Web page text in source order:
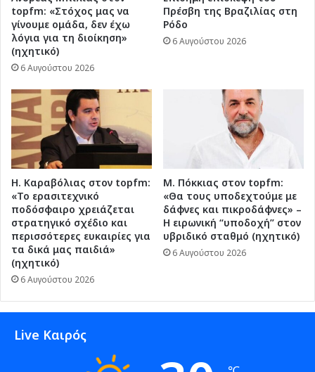
topfm: «Στόχος μας να
γίνουμε ομάδα, δεν έχω
λόγια για τη διοίκηση»
(ηχητικό)
6 Αυγούστου 2026
Πρέσβη της Βραζιλίας στη
Ρόδο
6 Αυγούστου 2026
Η. Καραβόλιας στον topfm:
«Το ερασιτεχνικό
ποδόσφαιρο χρειάζεται
στρατηγικό σχέδιο και
περισσότερες ευκαιρίες για
τα δικά μας παιδιά»
(ηχητικό)
6 Αυγούστου 2026
Μ. Πόκκιας στον topfm:
«Θα τους υποδεχτούμε με
δάφνες και πικροδάφνες» –
Η ειρωνική “υποδοχή” στον
υβριδικό σταθμό (ηχητικό)
6 Αυγούστου 2026
Live Καιρός